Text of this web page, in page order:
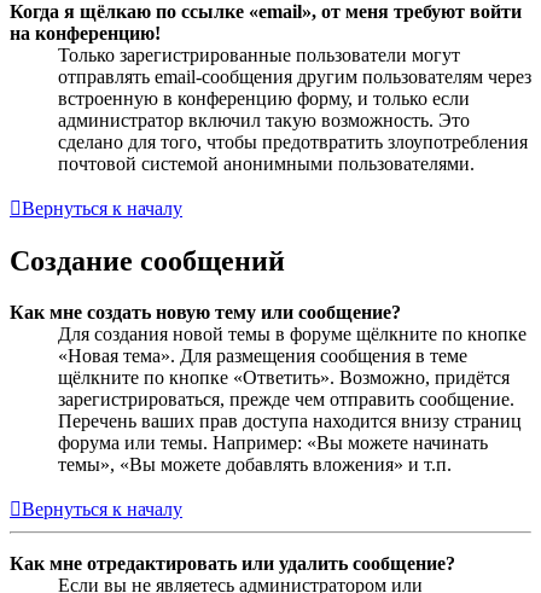
Когда я щёлкаю по ссылке «email», от меня требуют войти
на конференцию!
Только зарегистрированные пользователи могут
отправлять email-сообщения другим пользователям через
встроенную в конференцию форму, и только если
администратор включил такую возможность. Это
сделано для того, чтобы предотвратить злоупотребления
почтовой системой анонимными пользователями.
Вернуться к началу
Создание сообщений
Как мне создать новую тему или сообщение?
Для создания новой темы в форуме щёлкните по кнопке
«Новая тема». Для размещения сообщения в теме
щёлкните по кнопке «Ответить». Возможно, придётся
зарегистрироваться, прежде чем отправить сообщение.
Перечень ваших прав доступа находится внизу страниц
форума или темы. Например: «Вы можете начинать
темы», «Вы можете добавлять вложения» и т.п.
Вернуться к началу
Как мне отредактировать или удалить сообщение?
Если вы не являетесь администратором или